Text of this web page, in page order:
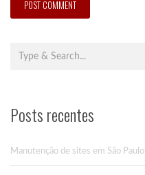
Posts recentes
Manutenção de sites em São Paulo